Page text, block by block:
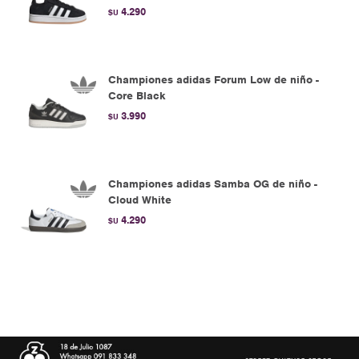
$U 4.290
Championes adidas Forum Low de niño -
Core Black
$U 3.990
Championes adidas Samba OG de niño -
Cloud White
$U 4.290